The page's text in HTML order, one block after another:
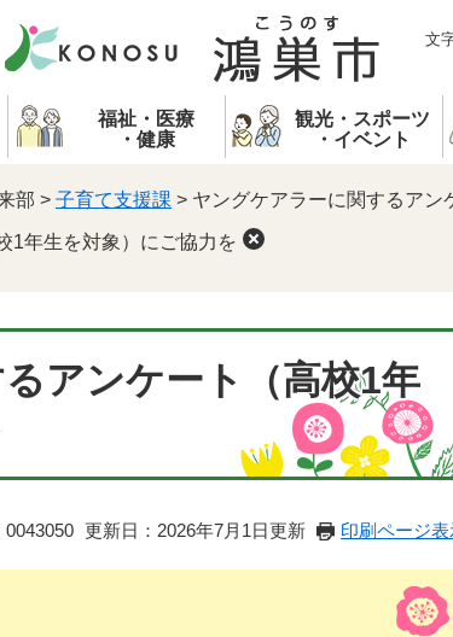
文
福祉・医療
・健康
観光・スポーツ
・イベント
部 > 子育て支援課 > ヤングケアラーに関するアン
1年生を対象）にご協力を
アンケート（高校1年
更新日：2026年7月1日更新 印刷ページ表